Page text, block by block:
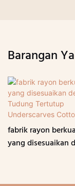
Barangan
fabrik rayon
yang disesuaikan
Innercap